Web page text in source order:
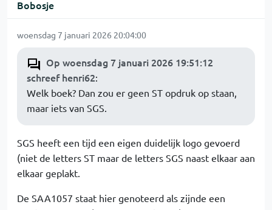
Bobosje
woensdag 7 januari 2026 20:04:00
Op woensdag 7 januari 2026 19:51:12
schreef henri62:
Welk boek? Dan zou er geen ST opdruk op staan,
maar iets van SGS.
SGS heeft een tijd een eigen duidelijk logo gevoerd
(niet de letters ST maar de letters SGS naast elkaar aan
elkaar geplakt.
De SAA1057 staat hier genoteerd als zijnde een